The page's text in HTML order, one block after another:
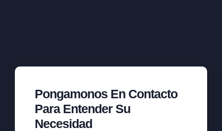
Pongamonos En Contacto
Para Entender Su
Necesidad